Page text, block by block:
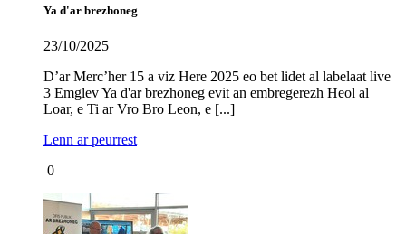
Ya d'ar brezhoneg
23/10/2025
D’ar Merc’her 15 a viz Here 2025 eo bet lidet al labelaat live
3 Emglev Ya d'ar brezhoneg evit an embregerezh Heol al
Loar, e Ti ar Vro Bro Leon, e [...]
Lenn ar peurrest
0